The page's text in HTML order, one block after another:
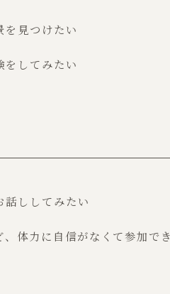
を見つけたい
をしてみたい
ししてみたい
体力に自信がなくて参加で